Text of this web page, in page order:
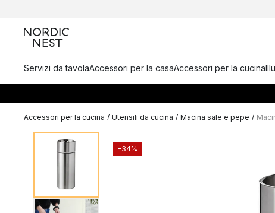
Servizi da tavolaAccessori per la casaAccessori per la cucina
Accessori per la cucina / Utensili da cucina / Macina sale e pepe /
-34%